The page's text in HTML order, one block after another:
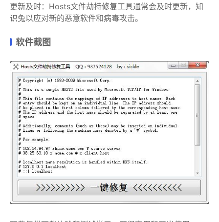
更新及时：Hosts文件劫持修复工具通常会及时更新，知
识兔以应对新的恶意软件和病毒攻击。
软件截图